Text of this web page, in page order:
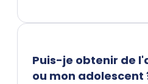
Puis-je obtenir de
ou mon adolescent